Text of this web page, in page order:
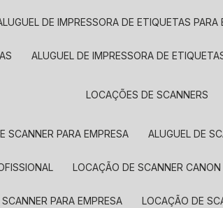
ALUGUEL DE IMPRESSORA DE ETIQUETAS PARA
ALUGUEL DE IMPRESSORA DE
LOCAÇÕES DE SCANNERS
SCANNER PARA EMPRESA ALUGUEL DE
LOCAÇÃO DE SCANNER CANON
SCANNER PARA EMPRESA LOCAÇÃO DE